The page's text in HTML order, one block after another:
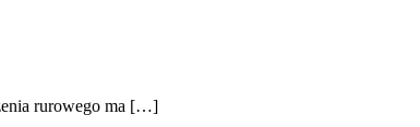
rurowego ma […]